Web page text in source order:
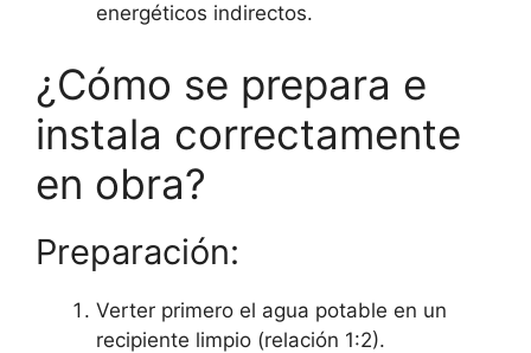
energéticos indirectos.
¿Cómo se prepara e
instala correctamente
en obra?
Preparación:
Verter primero el agua potable en un
recipiente limpio (relación 1:2).